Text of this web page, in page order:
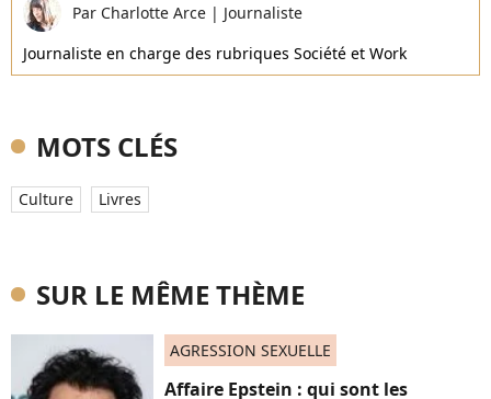
Par Charlotte Arce | Journaliste
Journaliste en charge des rubriques Société et Work
MOTS CLÉS
Culture Livres
SUR LE MÊME THÈME
AGRESSION SEXUELLE
Affaire Epstein : qui sont les